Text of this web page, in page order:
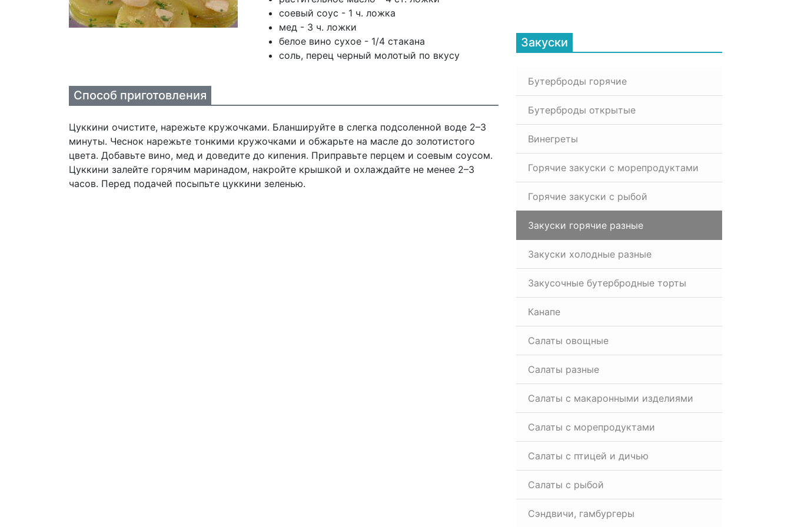
соевый соус - 1 ч. ложка
мед - 3 ч. ложки
белое вино сухое - 1/4 стакана
соль, перец черный молотый по вкусу
Способ приготовления
Цуккини очистите, нарежьте кружочками. Бланшируйте в слегка подсоленной воде 2–3
минуты. Чеснок нарежьте тонкими кружочками и обжарьте на масле до золотистого
цвета. Добавьте вино, мед и доведите до кипения. Приправьте перцем и соевым соусом.
Цуккини залейте горячим маринадом, накройте крышкой и охлаждайте не менее 2–3
часов. Перед подачей посыпьте цуккини зеленью.
Закуски
Бутерброды горячие
Бутерброды открытые
Винегреты
Горячие закуски с морепродуктами
Горячие закуски с рыбой
Закуски горячие разные
Закуски холодные разные
Закусочные бутербродные торты
Канапе
Салаты овощные
Салаты разные
Салаты с макаронными изделиями
Салаты с морепродуктами
Салаты с птицей и дичью
Салаты с рыбой
Сэндвичи, гамбургеры